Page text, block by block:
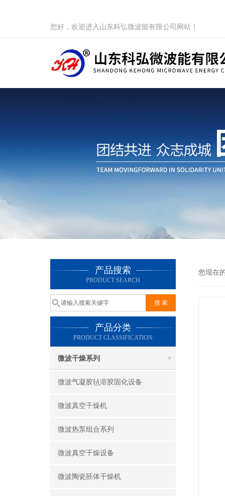
您好，欢迎进入山东科弘微波能有限公司网站！
产品搜索
PRODUCT SEARCH
产品分类
PRODUCT CLASSIFICATION
微波干燥系列
微波气凝胶毡溶胶固化设备
微波真空干燥机
微波热泵组合系列
微波真空干燥设备
微波陶瓷胚体干燥机
您现在